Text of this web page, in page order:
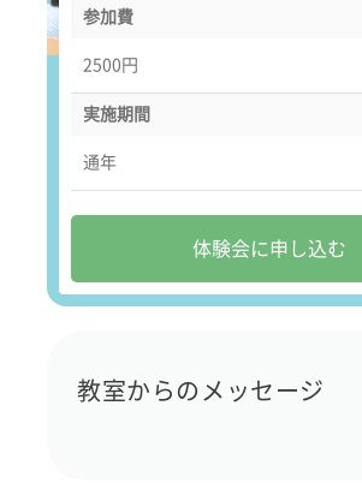
参加費
2500円
実施期間
通年
体験会に申し込む
教室からのメッセージ